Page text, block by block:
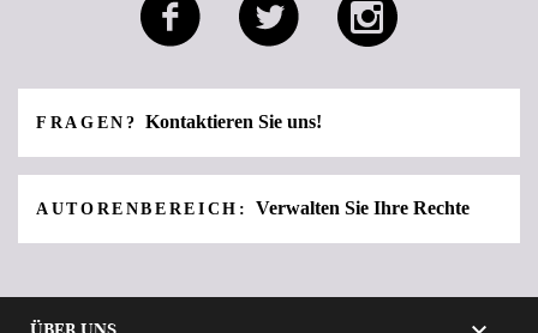
FRAGEN? Kontaktieren Sie uns!
AUTORENBEREICH: Verwalten Sie Ihre Rechte